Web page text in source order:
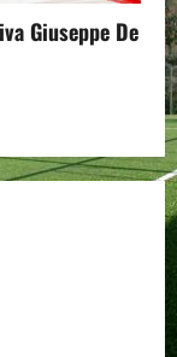
Giuseppe De